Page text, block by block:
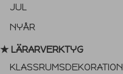
JUL
NYÅR
★ LÄRARVERKTYG
KLASSRUMSDEKORATION